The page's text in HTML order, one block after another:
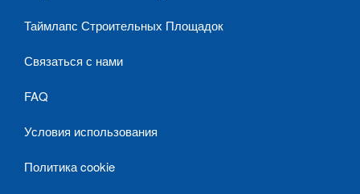
Таймлапс Строительных Площадок
Связаться с нами
FAQ
Условия использования
Политика cookie